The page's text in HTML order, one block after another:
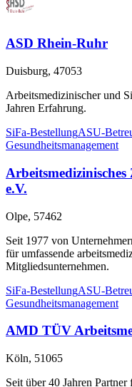
ASD Rhein-Ruhr
Duisburg, 47053
Arbeitsmedizinischer und
Jahren Erfahrung.
SiFa-BestellungASU-
Gesundheitsmanagement
e.V.
Olpe, 57462
Seit 1977 von
für umfassende
Mitgliedsunternehmen.
SiFa-BestellungASU-
Gesundheitsmanagement
AMD TÜV
Köln, 51065
Seit über 40 Jahren